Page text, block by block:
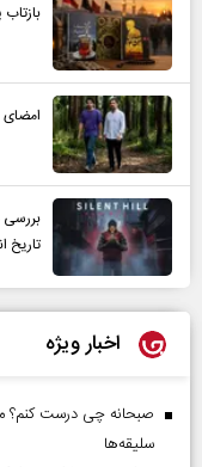
تاریخ
اخبار ویژه
سلیقه‌ها